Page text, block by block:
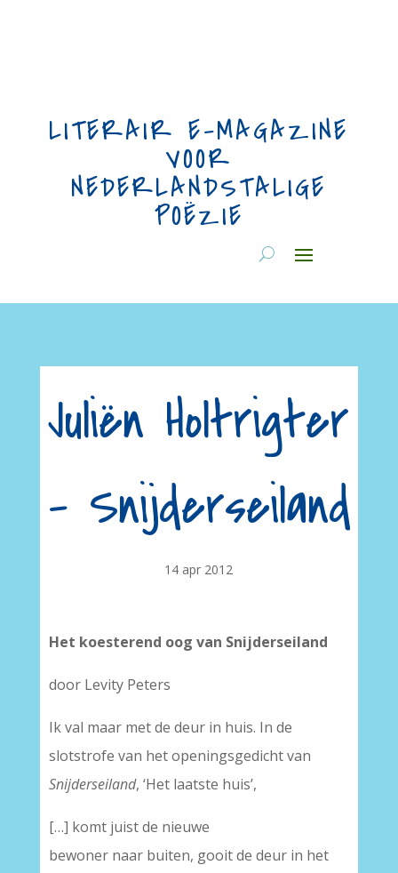
LITERAIR E-MAGAZINE
VOOR
NEDERLANDSTALIGE
POËZIE
Juliën Holtrigter
– Snijderseiland
14 apr 2012
Het koesterend oog van Snijderseiland
door Levity Peters
Ik val maar met de deur in huis. In de
slotstrofe van het openingsgedicht van
Snijderseiland, ‘Het laatste huis’,
[…] komt juist de nieuwe
bewoner naar buiten, gooit de deur in het